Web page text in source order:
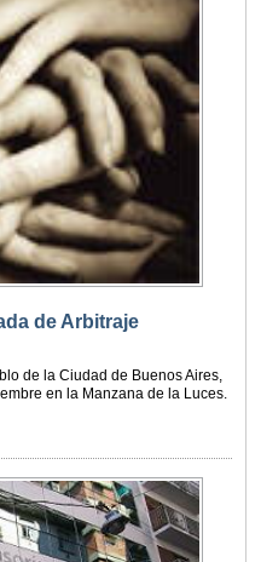
de Arbitraje
de la Ciudad de Buenos Aires,
en la Manzana de la Luces.